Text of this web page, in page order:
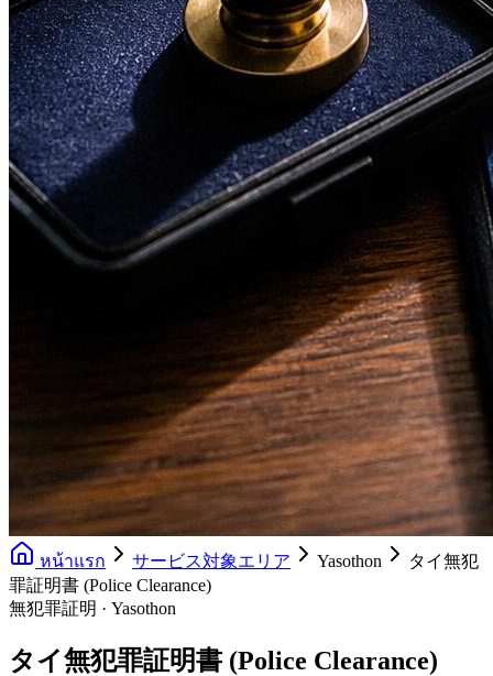
หน้าแรก サービス対象エリア Yasothon
タイ無犯
罪証明書 (Police Clearance)
無犯罪証明 · Yasothon
タイ無犯罪証明書 (Police Clearance)